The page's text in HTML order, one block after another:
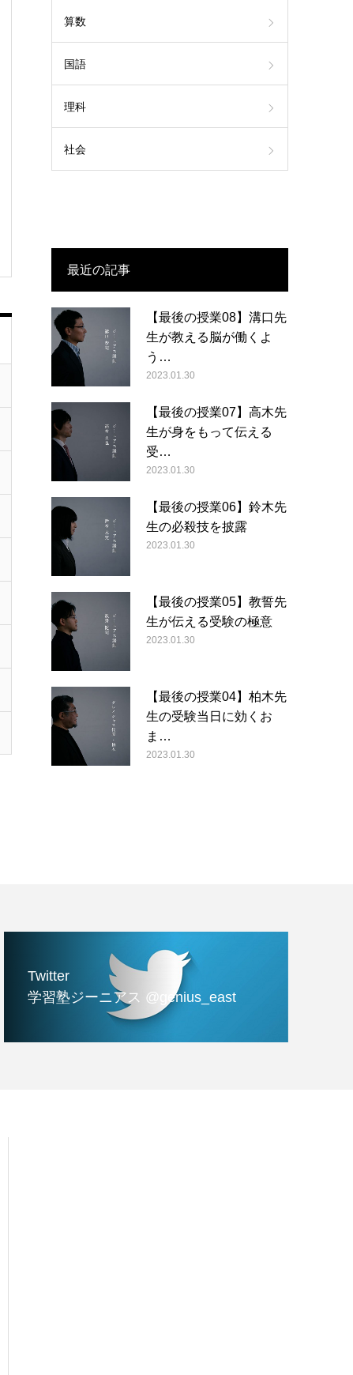
算数
国語
理科
社会
最近の記事
【最後の授業08】溝口先
生が教える脳が働くよ
う…
2023.01.30
【最後の授業07】高木先
生が身をもって伝える
受…
2023.01.30
【最後の授業06】鈴木先
生の必殺技を披露
2023.01.30
【最後の授業05】教誓先
生が伝える受験の極意
2023.01.30
【最後の授業04】柏木先
生の受験当日に効くお
ま…
2023.01.30
Twitter
学習塾ジーニアス @genius_east